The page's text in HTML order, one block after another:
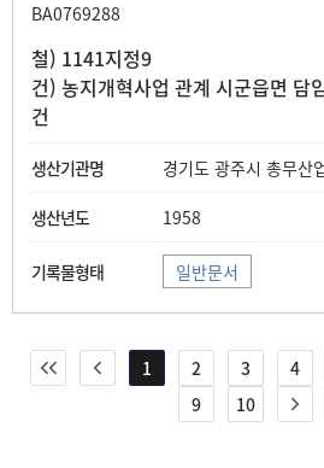
BA0769288
철) 1141지정9
건) 농지개혁사업 관계 시군읍면 담
건
경기도 광주시 총무산
1958
일반문서
1 2 3 4
9
10